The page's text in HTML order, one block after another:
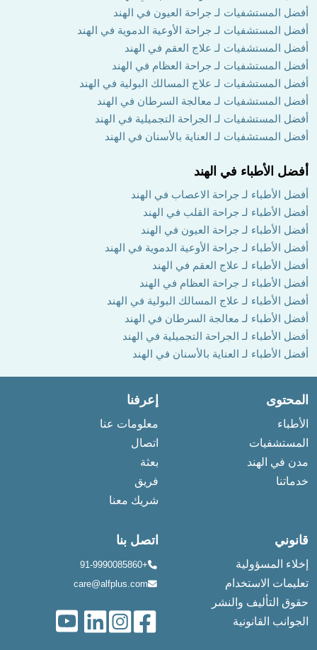
أفضل المستشفيات لـ جراحة العيون في الهند
أفضل المستشفيات لـ جراحة الأوعية الدموية في الهند
أفضل المستشفيات لـ علاج العقم في الهند
أفضل المستشفيات لـ جراحة العظام في الهند
أفضل المستشفيات لـ علاج المسالك البولية في الهند
أفضل المستشفيات لـ معالجة السرطان في الهند
أفضل المستشفيات لـ الجراحة التجميلية في الهند
أفضل المستشفيات لـ العناية بالأسنان في الهند
أفضل الأطباء في الهند
أفضل الأطباء لـ جراحة الاعصاب في الهند
أفضل الأطباء لـ جراحة القلب في الهند
أفضل الأطباء لـ جراحة العيون في الهند
أفضل الأطباء لـ جراحة الأوعية الدموية في الهند
أفضل الأطباء لـ علاج العقم في الهند
أفضل الأطباء لـ جراحة العظام في الهند
أفضل الأطباء لـ علاج المسالك البولية في الهند
أفضل الأطباء لـ معالجة السرطان في الهند
أفضل الأطباء لـ الجراحة التجميلية في الهند
أفضل الأطباء لـ العناية بالأسنان في الهند
المحتوى
الأطباء
المستشفيات
مدن في الهند
خدماتنا
إعرفنا
معلومات عنا
اتصال
بعثة
فريق
شريك معنا
قانوني
إخلاء المسؤولية
تعليمات الاستخدام
حقوق التأليف والنشر
الجوانب القانونية
اتصل بنا
+91-9990085860
care@alfplus.com